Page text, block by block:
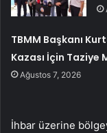
TBMM Başkanı
Kazası İçin Taziye
Ağustos 7, 2026
İhbar üzerine